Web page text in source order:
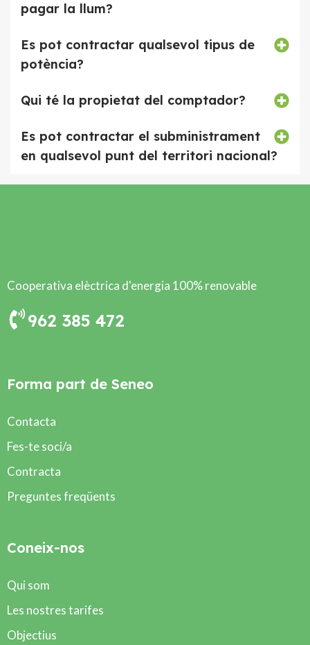
pagar la llum?
Es pot contractar qualsevol tipus de
potència?
Qui té la propietat del comptador?
Es pot contractar el subministrament
en qualsevol punt del territori nacional?
Cooperativa elèctrica d'energia 100% renovable
962 385 472
Forma part de Seneo
Contacta
Fes-te soci/a
Contracta
Preguntes freqüents
Coneix-nos
Qui som
Les nostres tarifes
Objectius